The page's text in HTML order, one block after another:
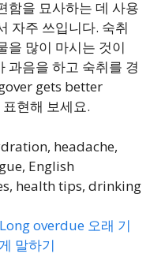
함을 묘사하는 데 사용
자주 쓰입니다. 숙취
을 많이 마시는 것이
과음을 하고 숙취를 경
gets better
현해 보세요.
headache,
English
health tips, drinking
overdue 오래 기
말하기